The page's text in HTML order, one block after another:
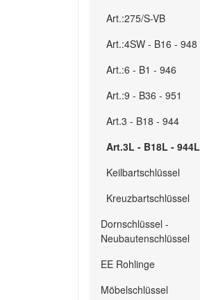
Art.:275/S-VB
Art.:4SW - B16 - 948
Art.:6 - B1 - 946
Art.:9 - B36 - 951
Art.3 - B18 - 944
Art.3L - B18L - 944L
Keilbartschlüssel
Kreuzbartschlüssel
Dornschlüssel -
Neubautenschlüssel
EE Rohlinge
Möbelschlüssel